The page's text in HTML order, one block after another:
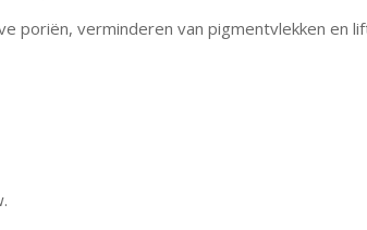
poriën, verminderen van pigmentvlekken en